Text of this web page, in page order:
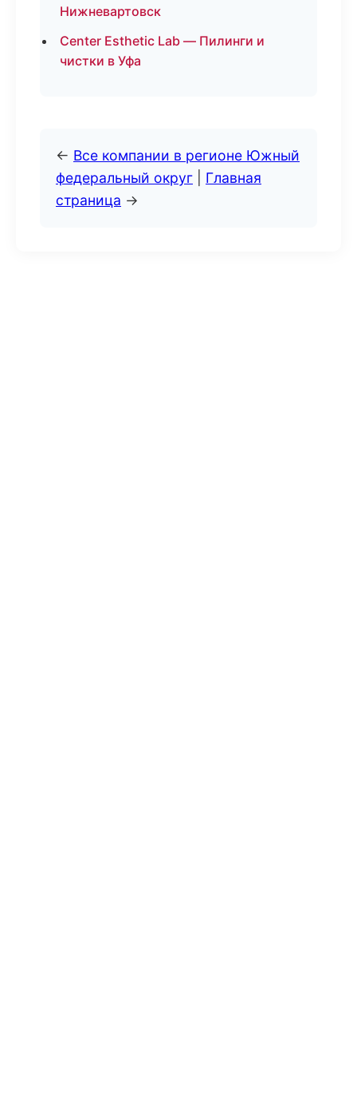
Нижневартовск
Center Esthetic Lab — Пилинги и
чистки в Уфа
← Все компании в регионе Южный
федеральный округ
Главная
страница →